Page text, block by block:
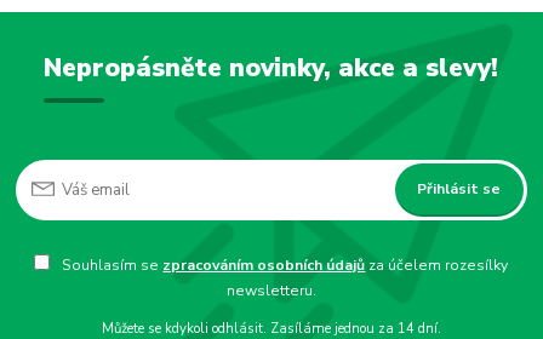
Nepropásněte novinky, akce a slevy!
Přihlásit se
Souhlasím se zpracováním osobních údajů za účelem rozesílky
newsletteru.
Můžete se kdykoli odhlásit. Zasíláme jednou za 14 dní.